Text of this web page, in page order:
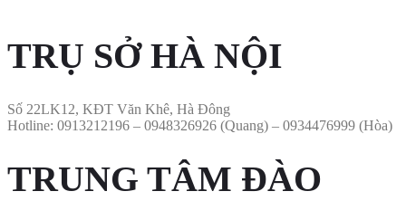
TRỤ SỞ HÀ NỘI
Số 22LK12, KĐT Văn Khê, Hà Đông
Hotline: 0913212196 – 0948326926 (Quang) – 0934476999 (Hòa)
TRUNG TÂM ĐÀO